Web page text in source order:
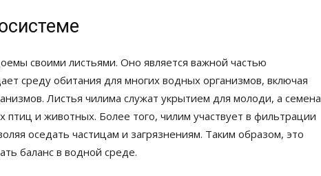
своими листьями. Оно является важной частью
среду обитания для многих водных организмов, включая
Листья чилима служат укрытием для молоди, а семена
и животных. Более того, чилим участвует в фильтрации
оседать частицам и загрязнениям. Таким образом, это
баланс в водной среде.